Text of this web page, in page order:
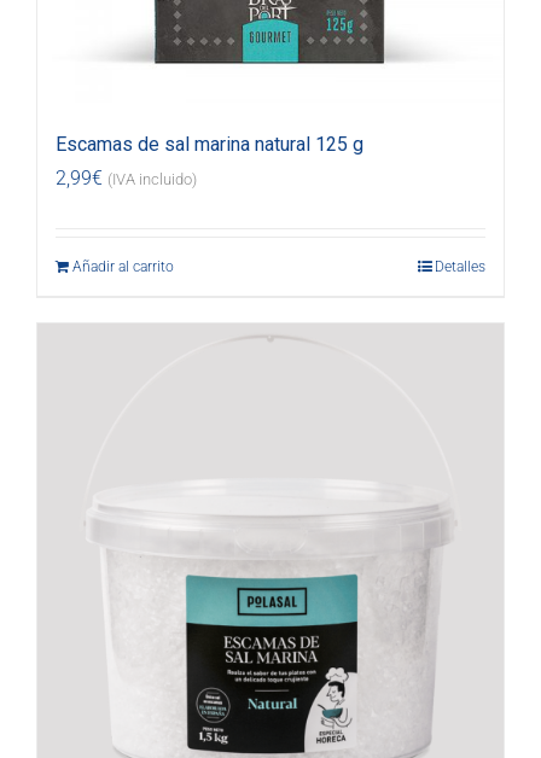
Escamas de sal marina natural 125 g
2,99€ (IVA incluido)
Añadir al carrito Detalles